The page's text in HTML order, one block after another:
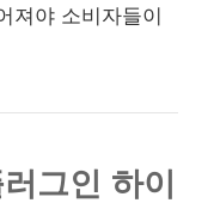
져야 소비자들이
그인 하이